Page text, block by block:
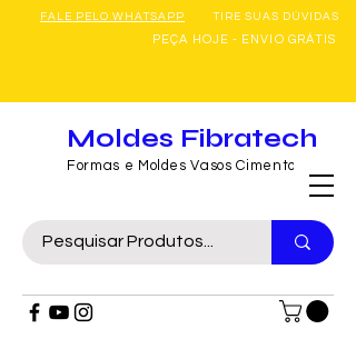
FALE PELO WHATSAPP TIRE SUAS DÚVIDAS
PEÇA HOJE - ENVIO GRÁTIS
Formas e Moldes Vasos Cimento
Moldes Fibratech